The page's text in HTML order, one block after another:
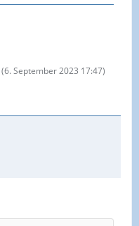
(6. September 2023 17:47)